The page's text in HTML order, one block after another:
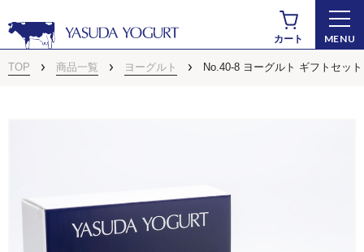
カート MENU
TOP 商品一覧 ヨーグルト No.40-8 ヨーグルト ギフトセット